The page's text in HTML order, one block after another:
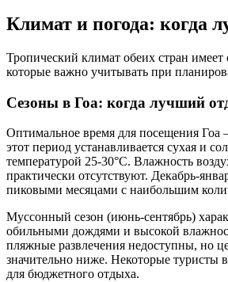
Климат и погода: когда
Тропический климат обеих стран имеет
которые важно учитывать при
Сезоны в Гоа: когда лучший
Оптимальное время для посещения Гоа
этот период устанавливается сухая и
температурой 25-30°C. Влажность
практически отсутствуют. Декабрь-
пиковыми месяцами с наибольшим
Муссонный сезон (июнь-сентябрь)
обильными дождями и высокой
пляжные развлечения недоступны, но
значительно ниже. Некоторые туристы
для бюджетного отдыха.